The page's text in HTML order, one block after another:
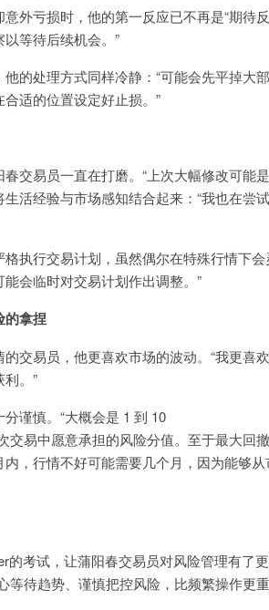
外亏损时，他的第一反应已不再是“期待
等待后续机会。”
的处理方式同样冷静：“可能会先平掉
适的位置设定好止损。”
交易员一直在打磨。“上次大幅修改可能
活经验与市场感知结合起来：“我也在
执行交易计划，虽然偶尔在特殊行情下
会临时对交易计划作出调整。”
的拿捏
交易员，他更喜欢市场的波动。“我更
。”
谨慎。“大概会是 1 到 10
交易中愿意承担的风险分值。至于最大回
，行情不好可能需要几个月，因为能够
的考试，让蒲阳春交易员对风险管理有了
等待趋势、谨慎把控风险，比频繁操作更重